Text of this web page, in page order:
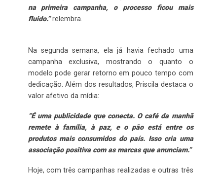
na primeira campanha, o processo ficou mais
fluido.”relembra.
Na segunda semana, ela já havia fechado uma
campanha exclusiva, mostrando o quanto o
modelo pode gerar retorno em pouco tempo com
dedicação. Além dos resultados, Priscila destaca o
valor afetivo da mídia:
“É uma publicidade que conecta. O café da manhã
remete à família, à paz, e o pão está entre os
produtos mais consumidos do país. Isso cria uma
associação positiva com as marcas que anunciam.”
Hoje, com três campanhas realizadas e outras três